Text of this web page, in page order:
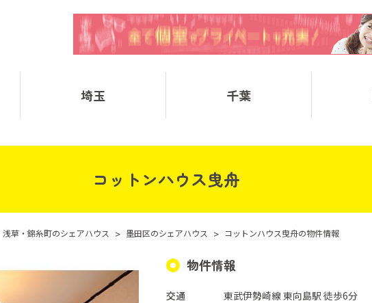
埼玉 千葉
コットンハウス曳舟
浅草・錦糸町のシェアハウス > 墨田区のシェアハウス > コットンハウス曳舟の物件情報
物件情報
交通
東武伊勢崎線 東向島駅 徒歩6分